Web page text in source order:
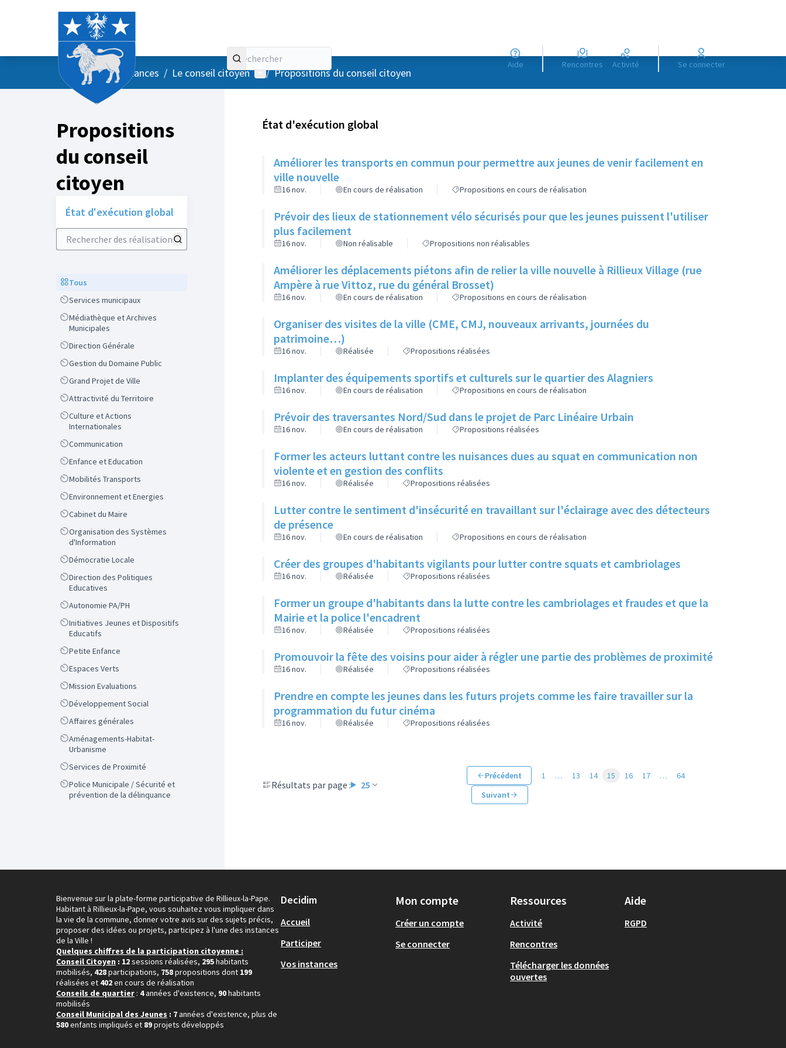
Aide Rencontres Activité Se connecter
AccueilMenu principal
/ Vos instances / Le conseil citoyen Menu utilisateur
/ Propositions du conseil citoyen
Propositions
du conseil
citoyen
État d'exécution global
Rechercher des réalisations
ScopeTous
ScopeServices municipaux
Scope
Médiathèque et Archives
Municipales
ScopeDirection Générale
ScopeGestion du Domaine Public
ScopeGrand Projet de Ville
ScopeAttractivité du Territoire
Scope
Culture et Actions
Internationales
ScopeCommunication
ScopeEnfance et Education
ScopeMobilités Transports
ScopeEnvironnement et Energies
ScopeCabinet du Maire
Scope
Organisation des Systèmes
d'Information
ScopeDémocratie Locale
Scope
Direction des Politiques
Educatives
ScopeAutonomie PA/PH
Scope
Initiatives Jeunes et Dispositifs
Educatifs
ScopePetite Enfance
ScopeEspaces Verts
ScopeMission Evaluations
ScopeDéveloppement Social
ScopeAffaires générales
Scope
Aménagements-Habitat-
Urbanisme
ScopeServices de Proximité
Scope
Police Municipale / Sécurité et
prévention de la délinquance
État d'exécution global
Améliorer les transports en commun pour permettre aux jeunes de venir facilement en
ville nouvelle
16 nov. En cours de réalisation Propositions en cours de réalisation
Prévoir des lieux de stationnement vélo sécurisés pour que les jeunes puissent l'utiliser
plus facilement
16 nov. Non réalisable Propositions non réalisables
Améliorer les déplacements piétons afin de relier la ville nouvelle à Rillieux Village (rue
Ampère à rue Vittoz, rue du général Brosset)
16 nov. En cours de réalisation Propositions en cours de réalisation
Organiser des visites de la ville (CME, CMJ, nouveaux arrivants, journées du
patrimoine…)
16 nov. Réalisée Propositions réalisées
Implanter des équipements sportifs et culturels sur le quartier des Alagniers
16 nov. En cours de réalisation Propositions en cours de réalisation
Prévoir des traversantes Nord/Sud dans le projet de Parc Linéaire Urbain
16 nov. En cours de réalisation Propositions réalisées
Former les acteurs luttant contre les nuisances dues au squat en communication non
violente et en gestion des conflits
16 nov. Réalisée Propositions réalisées
Lutter contre le sentiment d'insécurité en travaillant sur l'éclairage avec des détecteurs
de présence
16 nov. En cours de réalisation Propositions en cours de réalisation
Créer des groupes d'habitants vigilants pour lutter contre squats et cambriolages
16 nov. Réalisée Propositions réalisées
Former un groupe d'habitants dans la lutte contre les cambriolages et fraudes et que la
Mairie et la police l'encadrent
16 nov. Réalisée Propositions réalisées
Promouvoir la fête des voisins pour aider à régler une partie des problèmes de proximité
16 nov. Réalisée Propositions réalisées
Prendre en compte les jeunes dans les futurs projets comme les faire travailler sur la
programmation du futur cinéma
16 nov. Réalisée Propositions réalisées
Résultats par page : 25
Précédent 1 … 13 14 15 16 17 …
64
Suivant
Bienvenue sur la plate-forme participative de Rillieux-la-Pape.
Habitant à Rillieux-la-Pape, vous souhaitez vous impliquer dans
la vie de la commune, donner votre avis sur des sujets précis,
proposer des idées ou projets, participez à l'une des instances
de la Ville !
Quelques chiffres de la participation citoyenne :
Conseil Citoyen : 12sessions réalisées, 295habitants
mobilisés, 428participations, 758propositions dont 199
réalisées et 402en cours de réalisation
Conseils de quartier : 4années d'existence, 90habitants
mobilisés
Conseil Municipal des Jeunes : 7années d'existence, plus de
580enfants impliqués et 89projets développés
Decidim
Accueil
Participer
Vos instances
Mon compte
Créer un compte
Se connecter
Ressources
Activité
Rencontres
Télécharger les données
ouvertes
Aide
RGPD